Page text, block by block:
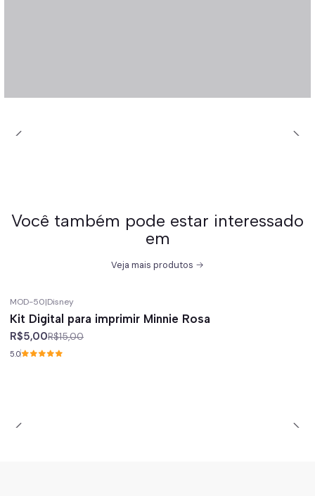
Você também pode estar interessado
em
Veja mais produtos
MOD-50|Disney
Kit Digital para imprimir Minnie Rosa
R$5,00R$15,00
5.0